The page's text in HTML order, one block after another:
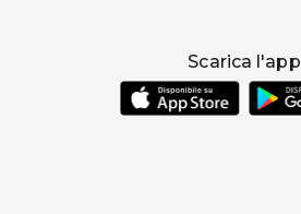
Scarica l'app